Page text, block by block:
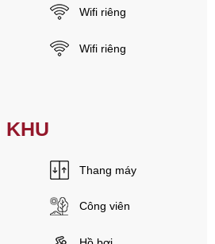
Wifi riêng
Wifi riêng
KHU
Thang máy
Công viên